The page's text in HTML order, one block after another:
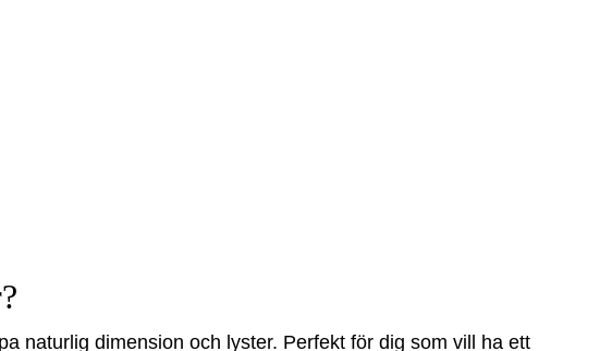
naturlig dimension och lyster. Perfekt för dig som vill ha ett